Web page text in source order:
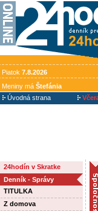
Piatok 7.8.2026
Meniny má Štefánia
Úvodná strana
24hodín v Skratke
Denník - Správy
TITULKA
Z domova